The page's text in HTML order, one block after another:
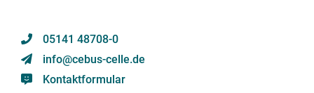
05141 48708-0
info@cebus-celle.de
Kontaktformular